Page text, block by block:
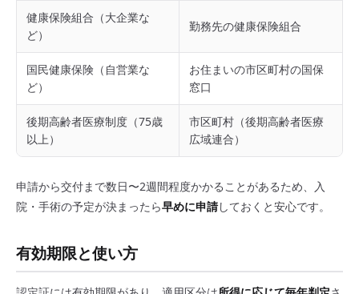
健康保険組合（大企業な
ど）
勤務先の健康保険組合
国民健康保険（自営業な
ど）
お住まいの市区町村の国保
窓口
後期高齢者医療制度（75歳
以上）
市区町村（後期高齢者医療
広域連合）
申請から交付まで数日〜2週間程度かかることがあるため、入
院・手術の予定が決まったら早めに申請しておくと安心です。
有効期限と使い方